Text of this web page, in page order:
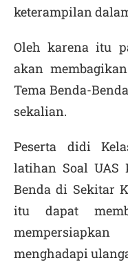
keterampilan
Oleh karena itu
akan
Tema Benda-
sekalian.
Peserta didi
latihan Soal UAS
Benda di Sekitar
itu dapat
menghadapi